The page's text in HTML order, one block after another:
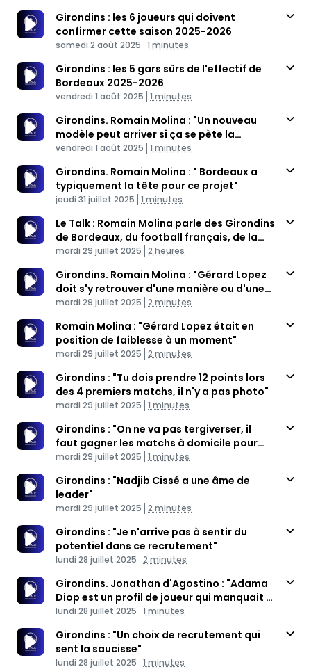
Girondins : les 6 joueurs qui doivent
confirmer cette saison 2025-2026
Published At
samedi 2 août 2025 Time
1 minutes
Girondins : les 5 gars sûrs de l'effectif de
Bordeaux 2025-2026
Published At
vendredi 1 août 2025 Time
1 minutes
Girondins. Romain Molina : "Un nouveau
modèle peut arriver si ça se pète la
gueule"
Published At
vendredi 1 août 2025 Time
1 minutes
Girondins. Romain Molina : " Bordeaux a
typiquement la tête pour ce projet"
Published At
jeudi 31 juillet 2025 Time
1 minutes
Le Talk : Romain Molina parle des Girondins
de Bordeaux, du football français, de la
Ligue 3
Published At
mardi 29 juillet 2025 Time
2 heures
Girondins. Romain Molina : "Gérard Lopez
doit s'y retrouver d'une manière ou d'une
autre"
Published At
mardi 29 juillet 2025 Time
2 minutes
Romain Molina : "Gérard Lopez était en
position de faiblesse à un moment"
Published At
mardi 29 juillet 2025 Time
2 minutes
Girondins : "Tu dois prendre 12 points lors
des 4 premiers matchs, il n'y a pas photo"
Published At
mardi 29 juillet 2025 Time
1 minutes
Girondins : "On ne va pas tergiverser, il
faut gagner les matchs à domicile pour
monter"
Published At
mardi 29 juillet 2025 Time
1 minutes
Girondins : "Nadjib Cissé a une âme de
leader"
Published At
mardi 29 juillet 2025 Time
2 minutes
Girondins : "Je n'arrive pas à sentir du
potentiel dans ce recrutement"
Published At
lundi 28 juillet 2025 Time
2 minutes
Girondins. Jonathan d'Agostino : "Adama
Diop est un profil de joueur qui manquait à
Bordeaux
Published At
lundi 28 juillet 2025 Time
1 minutes
Girondins : "Un choix de recrutement qui
sent la saucisse"
Published At
lundi 28 juillet 2025 Time
1 minutes